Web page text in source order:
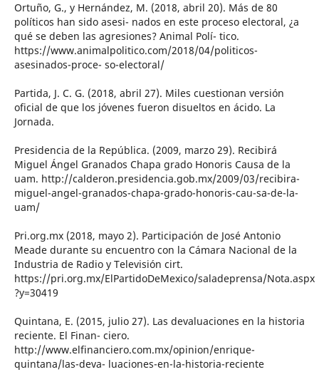
Ortuño, G., y Hernández, M. (2018, abril 20). Más de 80
políticos han sido asesi- nados en este proceso electoral, ¿a
qué se deben las agresiones? Animal Polí- tico.
https://www.animalpolitico.com/2018/04/politicos-
asesinados-proce- so-electoral/
Partida, J. C. G. (2018, abril 27). Miles cuestionan versión
oficial de que los jóvenes fueron disueltos en ácido. La
Jornada.
Presidencia de la República. (2009, marzo 29). Recibirá
Miguel Ángel Granados Chapa grado Honoris Causa de la
uam. http://calderon.presidencia.gob.mx/2009/03/recibira-
miguel-angel-granados-chapa-grado-honoris-cau-sa-de-la-
uam/
Pri.org.mx (2018, mayo 2). Participación de José Antonio
Meade durante su encuentro con la Cámara Nacional de la
Industria de Radio y Televisión cirt.
https://pri.org.mx/ElPartidoDeMexico/saladeprensa/Nota.aspx
?y=30419
Quintana, E. (2015, julio 27). Las devaluaciones en la historia
reciente. El Finan- ciero.
http://www.elfinanciero.com.mx/opinion/enrique-
quintana/las-deva- luaciones-en-la-historia-reciente